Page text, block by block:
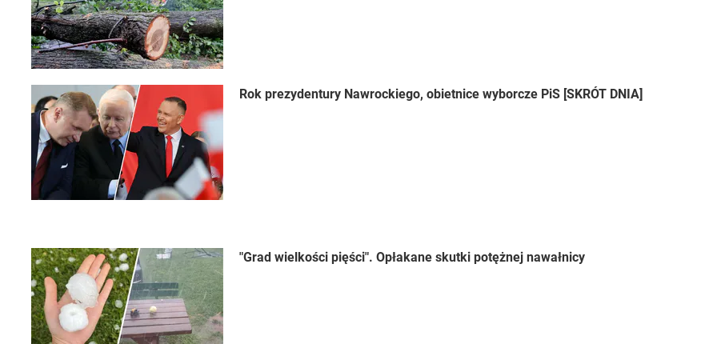
Rok prezydentury Nawrockiego, obietnice wyborcze PiS [SKRÓT DNIA]
"Grad wielkości pięści". Opłakane skutki potężnej nawałnicy